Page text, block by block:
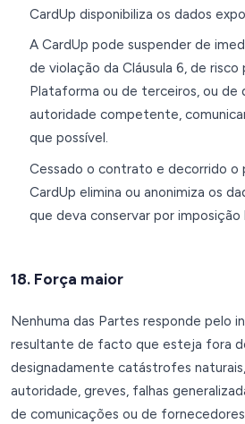
CardUp disponibiliza os dados
A CardUp pode suspender de
de violação da Cláusula 6, de risco
Plataforma ou de terceiros, ou de
autoridade competente,
que possível.
Cessado o contrato e decorrido o
CardUp elimina ou anonimiza os
que deva conservar por imposição
18. Força maior
Nenhuma das Partes responde pelo
resultante de facto que esteja fora
designadamente catástrofes
autoridade, greves, falhas
de comunicações ou de